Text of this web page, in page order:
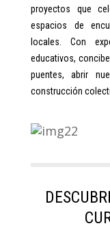
proyectos que
espacios de
locales. Con
educativos,
puentes, abrir
construcción